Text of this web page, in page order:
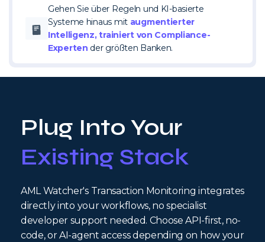
Gehen Sie über Regeln und KI-basierte
Systeme hinaus mit augmentierter
Intelligenz, trainiert von Compliance-
Experten der größten Banken.
Plug Into Your
Existing Stack
AML Watcher's Transaction Monitoring integrates
directly into your workflows, no specialist
developer support needed. Choose API-first, no-
code, or AI-agent access depending on how your